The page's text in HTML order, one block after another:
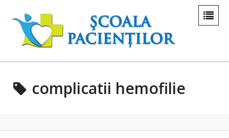
complicatii hemofilie